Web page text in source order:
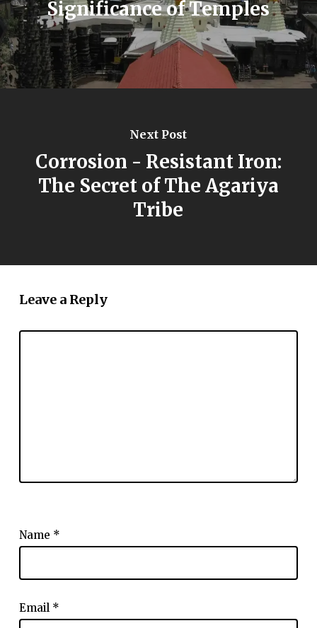
Significance of Temples
Next Post
Corrosion - Resistant Iron:
The Secret of The Agariya
Tribe
Leave a Reply
Name *
Email *